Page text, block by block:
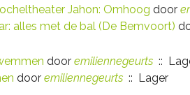
Jahon: Omhoog door
alles met de bal (De Bemvoort)
door emiliennegeurts ::
door emiliennegeurts :: Lager